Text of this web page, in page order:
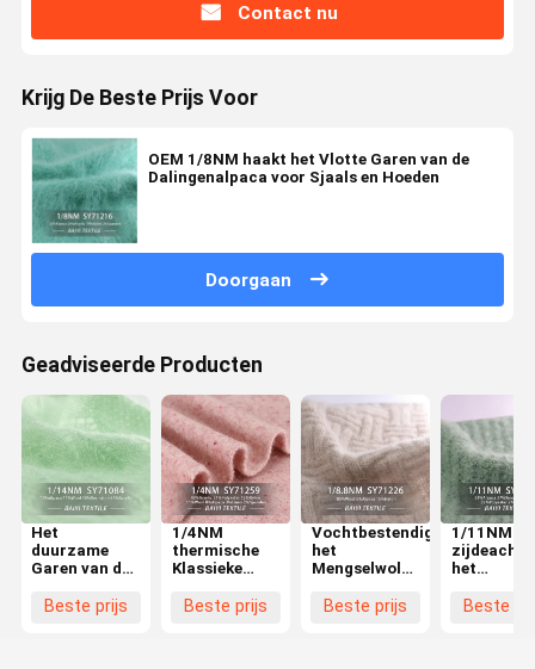
Contact nu
Krijg De Beste Prijs Voor
OEM 1/8NM haakt het Vlotte Garen van de
Dalingenalpaca voor Sjaals en Hoeden
Doorgaan
Geadviseerde Producten
Het
duurzame
Garen van de
Zachte
Beste prijs
1/4NM
thermische
Klassieke
Multifunctioneel
Beste prijs
Vochtbestendige
het
Mengselwol
Broekalpaca,
Beste prijs
1/11NM
het
van de
Beste